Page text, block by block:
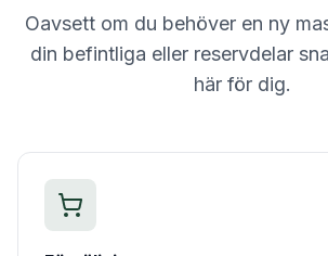
Oavsett om du behöver en ny
din befintliga eller reservdelar
här för dig.